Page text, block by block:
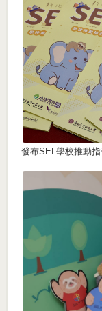
發布SEL學校推動指